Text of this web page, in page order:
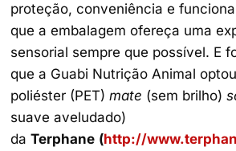
proteção, conveniência e
que a embalagem ofereça uma
sensorial sempre que possível. E
que a Guabi Nutrição Animal
poliéster (PET) mate (sem brilho)
suave aveludado)
da Terphane (http://